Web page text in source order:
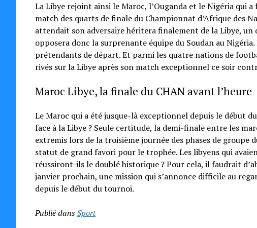
La Libye rejoint ainsi le Maroc, l’Ouganda et le Nigéria qui a
match des quarts de finale du Championnat d’Afrique des
attendait son adversaire héritera finalement de la Libye,
opposera donc la surprenante équipe du Soudan au
prétendants de départ. Et parmi les quatre nations de
rivés sur la Libye après son match exceptionnel ce soir
Maroc Libye, la finale du CHAN avant l’heure
Le Maroc qui a été jusque-là exceptionnel depuis le début
face à la Libye ? Seule certitude, la demi-finale entre les
extremis lors de la troisième journée des phases de
statut de grand favori pour le trophée. Les libyens qui
réussiront-ils le doublé historique ? Pour cela, il faudrait
janvier prochain, une mission qui s’annonce difficile au
depuis le début du tournoi.
Publié dansSport